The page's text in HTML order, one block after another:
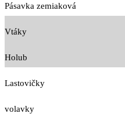
Pásavka zemiaková
Vtáky
Holub
Lastovičky
volavky